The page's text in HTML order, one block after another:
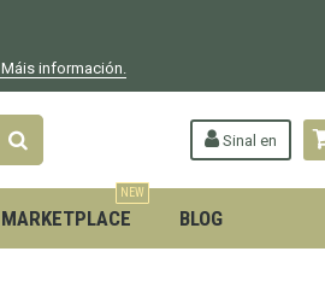
Máis información.
Sinal en
MARKETPLACE
NEW
BLOG